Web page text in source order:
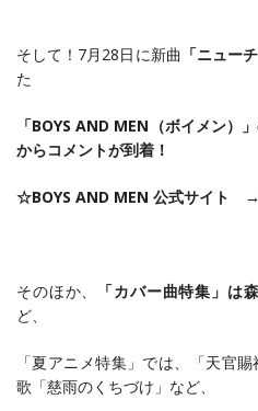
そして！7月28日に新曲 「ニュー
た
「BOYS AND MEN（ボイメン）
からコメントが到着！
☆BOYS AND MEN 公式サイト
そのほか、 「カバー曲特集 」は
ど、
「夏アニメ特集」では、「天官
歌「慈雨のくちづけ」など、